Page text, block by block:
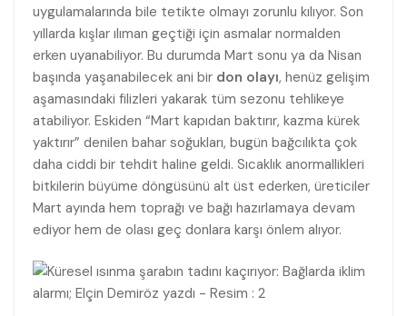
uygulamalarında bile tetikte olmayı zorunlu kılıyor. Son
yıllarda kışlar ılıman geçtiği için asmalar normalden
erken uyanabiliyor. Bu durumda Mart sonu ya da Nisan
başında yaşanabilecek ani bir don olayı, henüz gelişim
aşamasındaki filizleri yakarak tüm sezonu tehlikeye
atabiliyor. Eskiden “Mart kapıdan baktırır, kazma kürek
yaktırır” denilen bahar soğukları, bugün bağcılıkta çok
daha ciddi bir tehdit haline geldi. Sıcaklık anormallikleri
bitkilerin büyüme döngüsünü alt üst ederken, üreticiler
Mart ayında hem toprağı ve bağı hazırlamaya devam
ediyor hem de olası geç donlara karşı önlem alıyor.